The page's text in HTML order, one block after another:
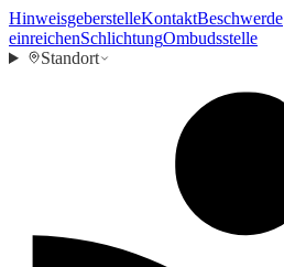
HinweisgeberstelleKontaktBeschwerde
einreichenSchlichtungOmbudsstelle
Standort